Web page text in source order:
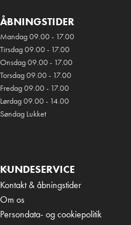
ÅBNINGSTIDER
Mandag 09.00 - 17.00
Tirsdag 09.00 - 17.00
Onsdag 09.00 - 17.00
Torsdag 09.00 - 17.00
Fredag 09.00 - 17.00
Lørdag 09.00 - 14.00
Søndag Lukket
KUNDESERVICE
Kontakt & åbningstider
Om os
Persondata- og cookiepolitik